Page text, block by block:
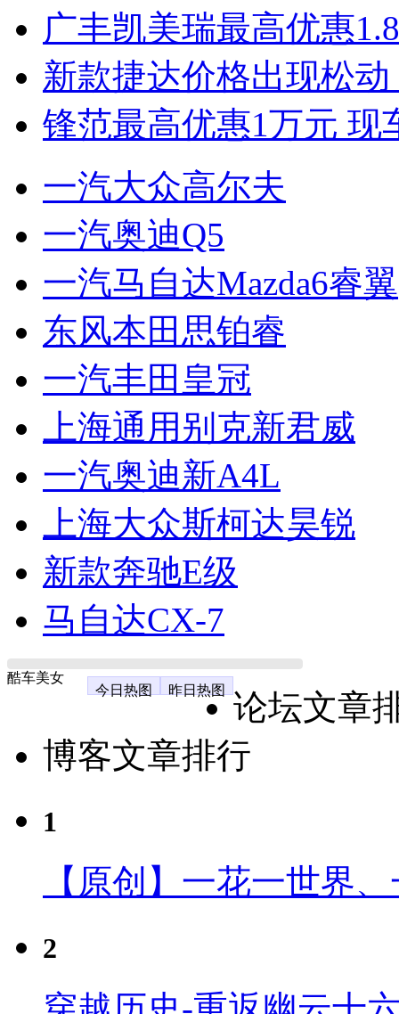
广丰凯美瑞最高优惠
新款捷达价格出现松
锋范最高优惠1万元 现
一汽大众高尔夫
一汽奥迪Q5
一汽马自达Mazda6睿翼
东风本田思铂睿
一汽丰田皇冠
上海通用别克新君威
一汽奥迪新A4L
上海大众斯柯达昊锐
新款奔驰E级
马自达CX-7
酷车美女
今日热图
昨日热图
论坛文章
博客文章排行
1
【原创】一花一世界
2